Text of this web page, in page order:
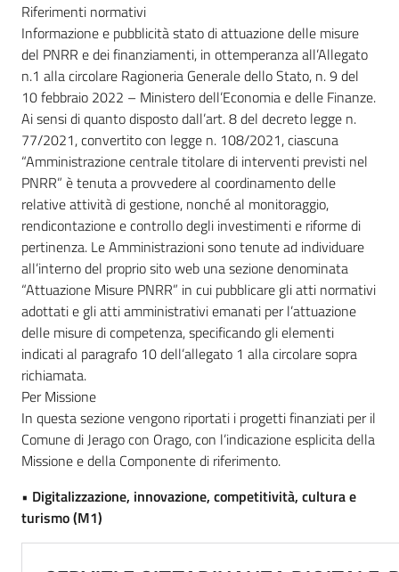
Riferimenti normativi
Informazione e pubblicità stato di attuazione delle misure
del PNRR e dei finanziamenti, in ottemperanza all’Allegato
n.1 alla circolare Ragioneria Generale dello Stato, n. 9 del
10 febbraio 2022 – Ministero dell’Economia e delle Finanze.
Ai sensi di quanto disposto dall’art. 8 del decreto legge n.
77/2021, convertito con legge n. 108/2021, ciascuna
“Amministrazione centrale titolare di interventi previsti nel
PNRR” è tenuta a provvedere al coordinamento delle
relative attività di gestione, nonché al monitoraggio,
rendicontazione e controllo degli investimenti e riforme di
pertinenza. Le Amministrazioni sono tenute ad individuare
all’interno del proprio sito web una sezione denominata
“Attuazione Misure PNRR” in cui pubblicare gli atti normativi
adottati e gli atti amministrativi emanati per l’attuazione
delle misure di competenza, specificando gli elementi
indicati al paragrafo 10 dell’allegato 1 alla circolare sopra
richiamata.
Per Missione
In questa sezione vengono riportati i progetti finanziati per il
Comune di Jerago con Orago, con l’indicazione esplicita della
Missione e della Componente di riferimento.
• Digitalizzazione, innovazione, competitività, cultura e
turismo (M1)